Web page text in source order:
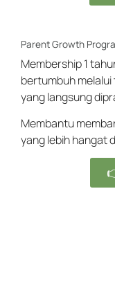
Parent Growth
Membership 1
bertumbuh
yang langsung
Membantu
yang lebih hangat